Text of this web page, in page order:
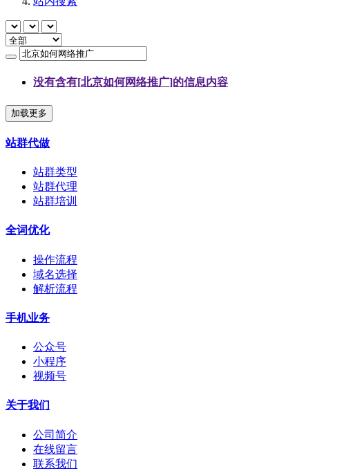
没有含有[北京如何网络推广]的信息内容
加载更多
站群代做
站群类型
站群代理
站群培训
全词优化
操作流程
域名选择
解析流程
手机业务
公众号
小程序
视频号
关于我们
公司简介
在线留言
联系我们